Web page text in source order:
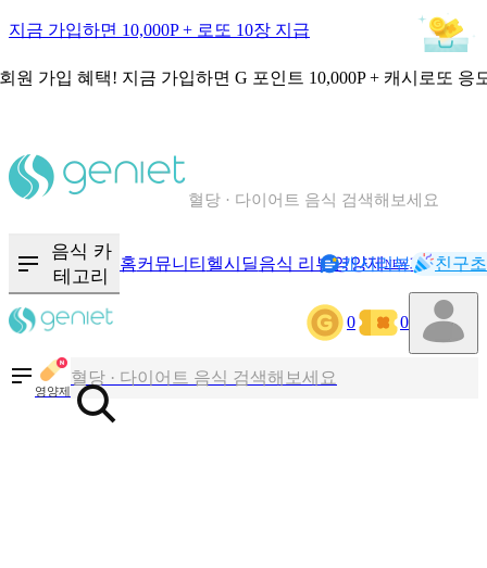
지금 가입하면 10,000P + 로또 10장 지급
원 가입 혜택! 지금 가입하면 G 포인트 10,000P + 캐시로또 응
음식 · 영양제 리뷰를 찾아보세요
음식 카
테고리
홈커뮤니티 헬시딜음식 리뷰영양제NEW기록
캐시리뷰 친구
0 0
영양제
칼로리와 영양성분을 검색해보세요
혈당 · 다이어트 음식 검색해보세요
음식 · 영양제 리뷰를 찾아보세요